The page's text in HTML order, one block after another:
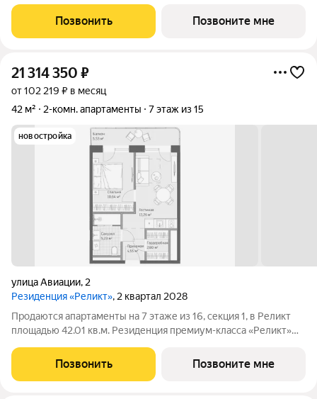
центре города-курорта, вблизи Курортного бульвара и
Нарзанной галереи. Проект
Позвонить Позвоните мне
21 314 350 ₽
от 102 219 ₽ в месяц
42 м²
2-комн. апартаменты 7 этаж из 15
новостройка
улица Авиации, 2
Резиденция «Реликт», 2 квартал 2028
Продаются апартаменты на 7 этаже из 16, секция 1, в Реликт
площадью 42.01 кв.м. Резиденция премиум-класса «Реликт»
центре города-курорта, вблизи Курортного бульвара и
Нарзанной галереи. Проект
Позвонить Позвоните мне